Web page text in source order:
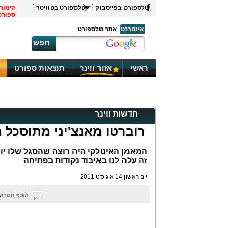
טלספורט בפייסבוק טלספורט בטוויטר
אינטרנט
אתר טלספורט
חפש
ראשי אזור ווינר תוצאות ספורט
חדשות ווינר
רוברטו מאנצ'יני
המאמן האיטלקי היה רוצה שהסגל שלו
זה עלה לנו באיבוד נקודות בפתיחה
יום ראשון 14 אוגוסט 2011